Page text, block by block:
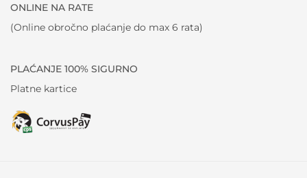
ONLINE NA RATE
(Online obročno plaćanje do max 6 rata)
PLAĆANJE 100% SIGURNO
Platne kartice